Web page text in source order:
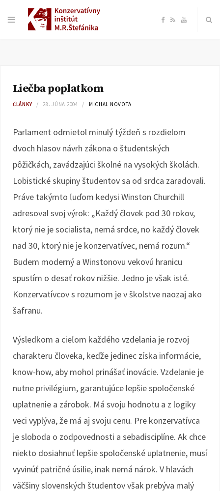
F
o
R Y
e
Liečba poplatkom
ČLÁNKY 28. JÚNA 2004 MICHAL NOVOTA
Parlament odmietol minulý týždeň s rozdielom
dvoch hlasov návrh zákona o študentských
pôžičkách, zavádzajúci školné na vysokých školách.
Lobistické skupiny študentov sa od srdca zaradovali.
Práve takýmto ľuďom kedysi Winston Churchill
adresoval svoj výrok: „Každý človek pod 30 rokov,
ktorý nie je socialista, nemá srdce, no každý človek
nad 30, ktorý nie je konzervatívec, nemá rozum.“
Budem moderný a Winstonovu vekovú hranicu
spustím o desať rokov nižšie. Jedno je však isté.
Konzervatívcov s rozumom je v školstve naozaj ako
šafranu.
Výsledkom a cieľom každého vzdelania je rozvoj
charakteru človeka, keďže jedinec získa informácie,
know-how, aby mohol prinášať inovácie. Vzdelanie je
nutne privilégium, garantujúce lepšie spoločenské
uplatnenie a zárobok. Má svoju hodnotu a z logiky
veci vyplýva, že má aj svoju cenu. Pre konzervatívca
je sloboda o zodpovednosti a sebadisciplíne. Ak chce
niekto dosiahnuť lepšie spoločenské uplatnenie, musí
vyvinúť patričné úsilie, inak nemá nárok. V hlavách
väčšiny slovenských študentov však prebýva malý